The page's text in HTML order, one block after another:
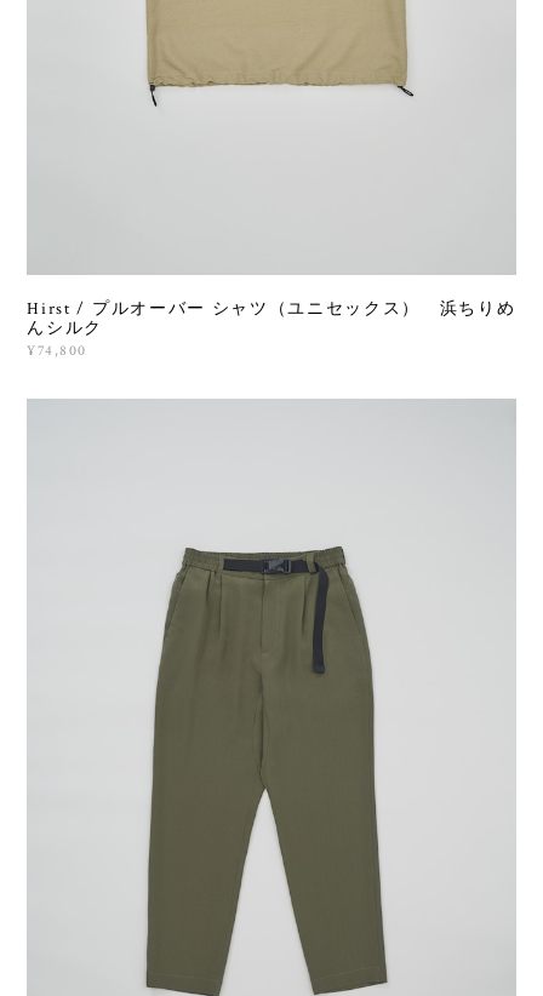
Hirst / プルオーバー シャツ（ユニセックス） 浜ちりめ
んシルク
¥74,800